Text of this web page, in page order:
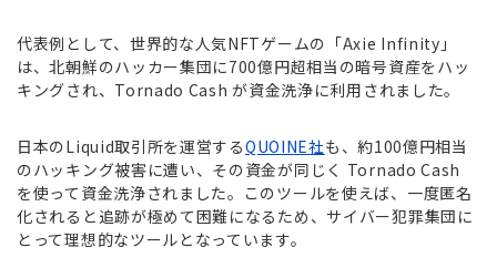
代表例として、世界的な人気NFTゲームの「Axie Infinity」
は、北朝鮮のハッカー集団に700億円超相当の暗号資産をハッ
キングされ、Tornado Cash が資金洗浄に利用されました。
日本のLiquid取引所を運営するQUOINE社も、約100億円相当
のハッキング被害に遭い、その資金が同じく Tornado Cash
を使って資金洗浄されました。このツールを使えば、一度匿名
化されると追跡が極めて困難になるため、サイバー犯罪集団に
とって理想的なツールとなっています。